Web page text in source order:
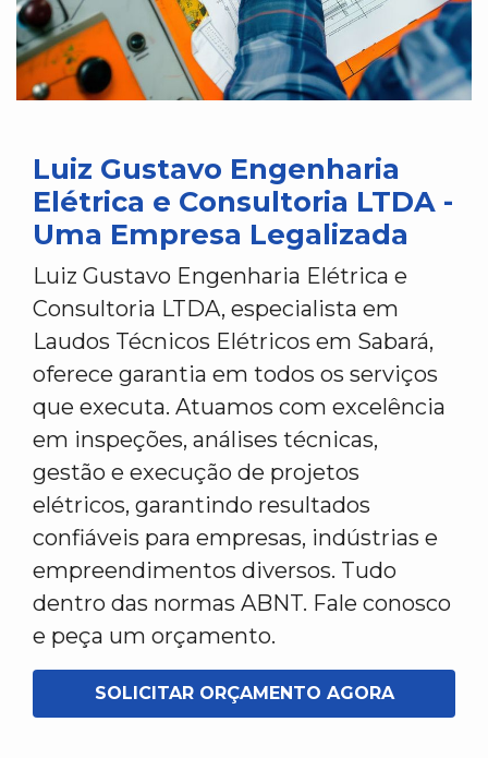
Luiz Gustavo Engenharia
Elétrica e Consultoria LTDA -
Uma Empresa Legalizada
Luiz Gustavo Engenharia Elétrica e
Consultoria LTDA, especialista em
Laudos Técnicos Elétricos em Sabará,
oferece garantia em todos os serviços
que executa. Atuamos com excelência
em inspeções, análises técnicas,
gestão e execução de projetos
elétricos, garantindo resultados
confiáveis para empresas, indústrias e
empreendimentos diversos. Tudo
dentro das normas ABNT. Fale conosco
e peça um orçamento.
SOLICITAR ORÇAMENTO AGORA